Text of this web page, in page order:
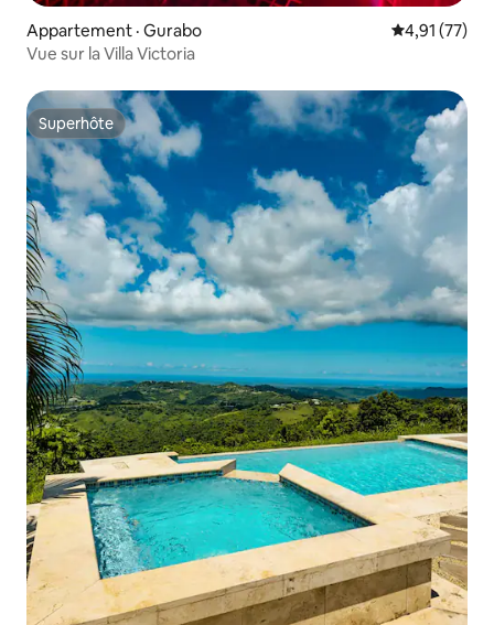
Appartement · Gurabo Note
4,91 (77)
Vue sur la Villa Victoria
Superhôte
Superhôte